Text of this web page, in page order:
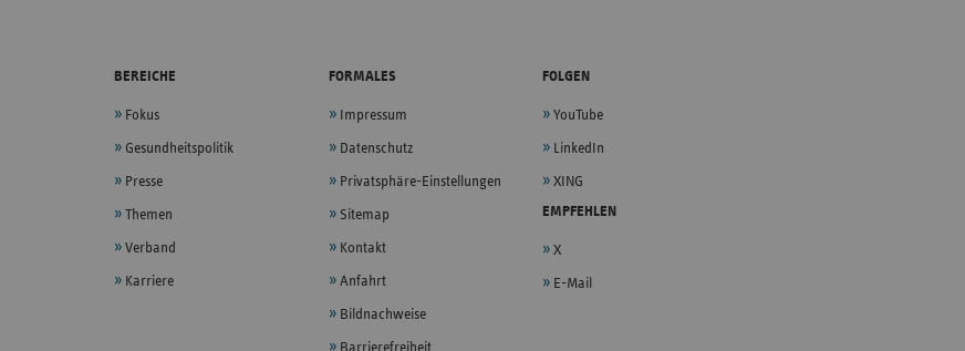
BEREICHE
Fokus
Gesundheitspolitik
Presse
Themen
Verband
Karriere
FORMALES
Impressum
Datenschutz
Privatsphäre-Einstellungen
Sitemap
Kontakt
Anfahrt
Bildnachweise
FOLGEN
YouTube
LinkedIn
XING
EMPFEHLEN
X
E-Mail